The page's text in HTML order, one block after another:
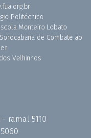
Politécnico
Monteiro Lobato
de Combate ao
Velhinhos
- ramal 5110